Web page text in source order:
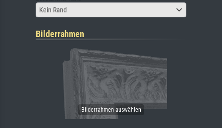
Kein Rand
Bilderrahmen